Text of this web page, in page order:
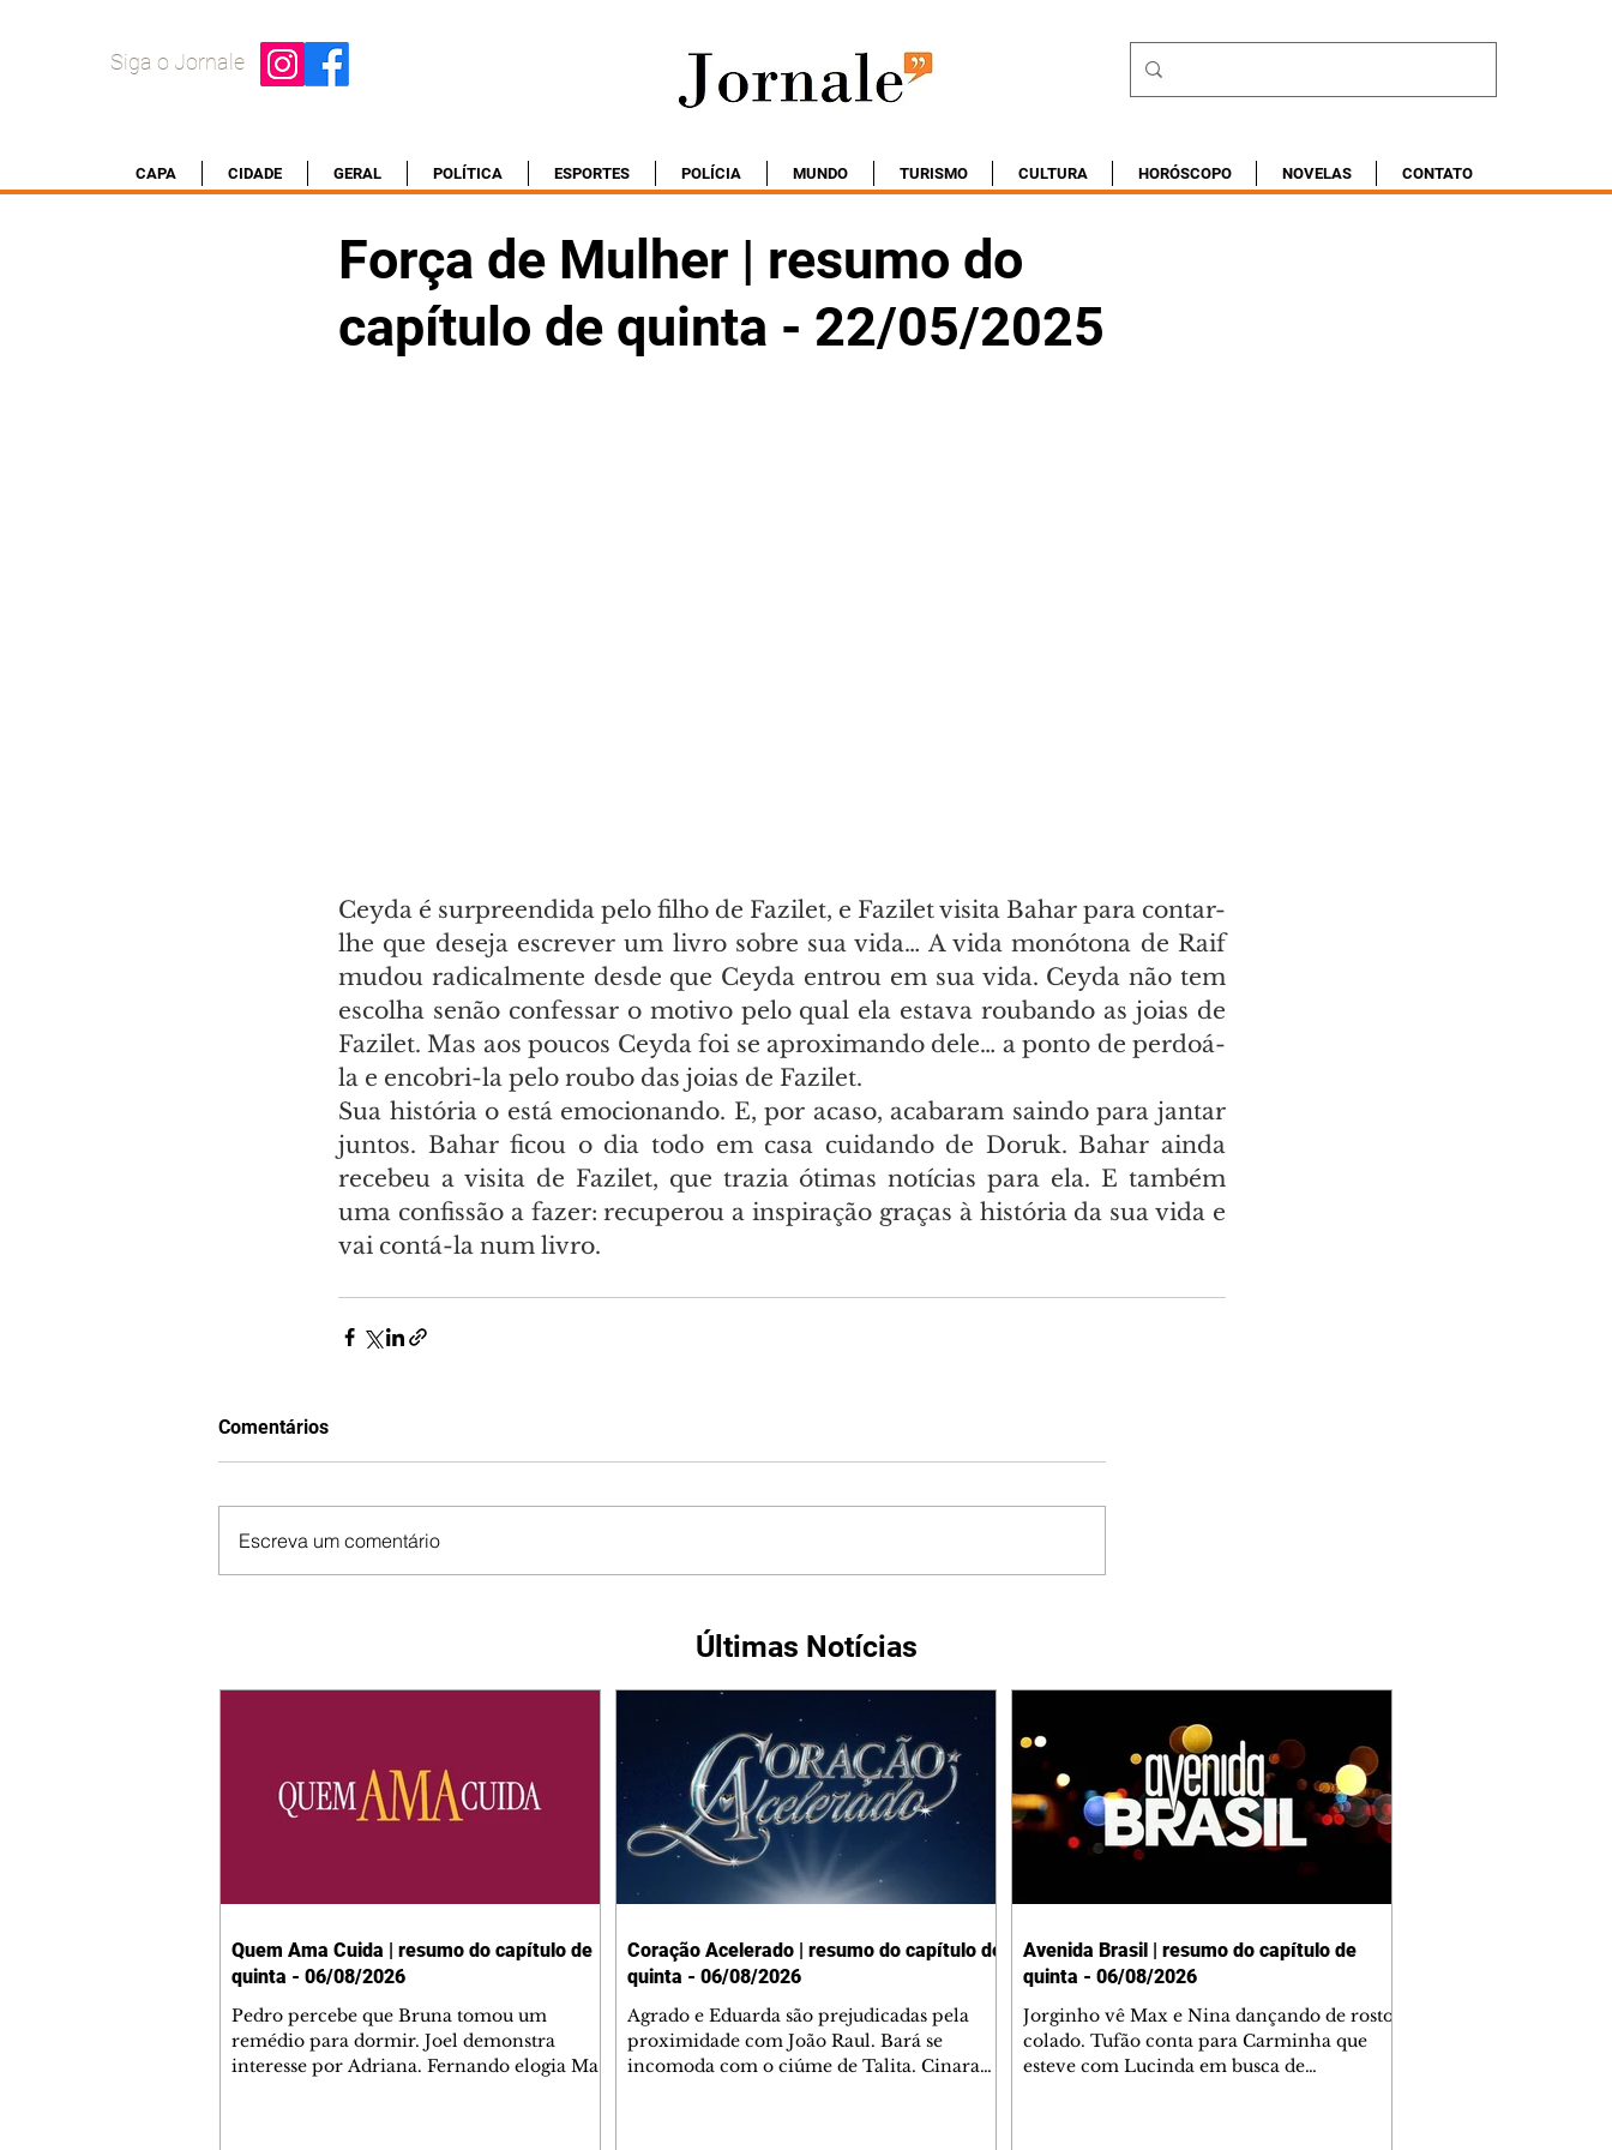
Siga o Jornale
CAPA CIDADE GERAL POLÍTICA ESPORTES POLÍCIA MUNDO TURISMO CULTURA HORÓSCOPO NOVELAS CONTATO
Força de Mulher | resumo do
capítulo de quinta - 22/05/2025
Ceyda é surpreendida pelo filho de Fazilet, e Fazilet visita Bahar para contar-
lhe que deseja escrever um livro sobre sua vida… A vida monótona de Raif
mudou radicalmente desde que Ceyda entrou em sua vida. Ceyda não tem
escolha senão confessar o motivo pelo qual ela estava roubando as joias de
Fazilet. Mas aos poucos Ceyda foi se aproximando dele… a ponto de perdoá-
la e encobri-la pelo roubo das joias de Fazilet.
Sua história o está emocionando. E, por acaso, acabaram saindo para jantar
juntos. Bahar ficou o dia todo em casa cuidando de Doruk. Bahar ainda
recebeu a visita de Fazilet, que trazia ótimas notícias para ela. E também
uma confissão a fazer: recuperou a inspiração graças à história da sua vida e
vai contá-la num livro.
Comentários
Escreva um comentário
Últimas Notícias
Quem Ama Cuida | resumo do capítulo de
quinta - 06/08/2026
Pedro percebe que Bruna tomou um
remédio para dormir. Joel demonstra
interesse por Adriana. Fernando elogia Mau
Coração Acelerado | resumo do capítulo de
quinta - 06/08/2026
Agrado e Eduarda são prejudicadas pela
proximidade com João Raul. Bará se
incomoda com o ciúme de Talita. Cinara
Avenida Brasil | resumo do capítulo de
quinta - 06/08/2026
Jorginho vê Max e Nina dançando de rosto
colado. Tufão conta para Carminha que
esteve com Lucinda em busca de